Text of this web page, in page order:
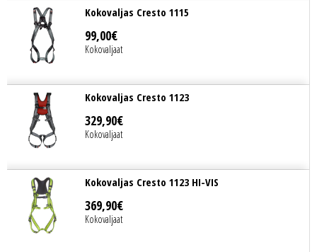
Kokovaljas Cresto 1115
99,00€
Kokovaljaat
Kokovaljas Cresto 1123
329,90€
Kokovaljaat
Kokovaljas Cresto 1123 HI-VIS
369,90€
Kokovaljaat